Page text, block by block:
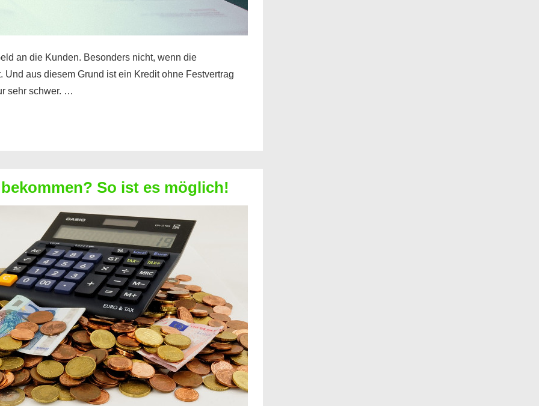
an die Kunden. Besonders nicht, wenn die
aus diesem Grund ist ein Kredit ohne Festvertrag
sehr schwer. …
So ist es möglich!